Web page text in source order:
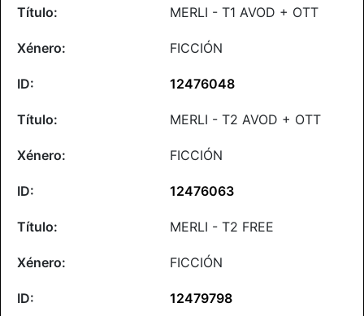
MERLI - T1 AVOD + OTT
FICCIÓN
12476048
MERLI - T2 AVOD + OTT
FICCIÓN
12476063
MERLI - T2 FREE
FICCIÓN
12479798